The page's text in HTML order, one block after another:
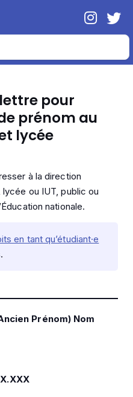
pour
prénom au
lycée
à la direction
lycée ou IUT, public ou
nationale.
en tant qu’étudiant·e
Prénom) Nom